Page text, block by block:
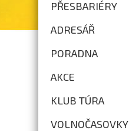
PŘESBARIÉRY
ADRESÁŘ
PORADNA
AKCE
KLUB TÚRA
VOLNOČASOVKY